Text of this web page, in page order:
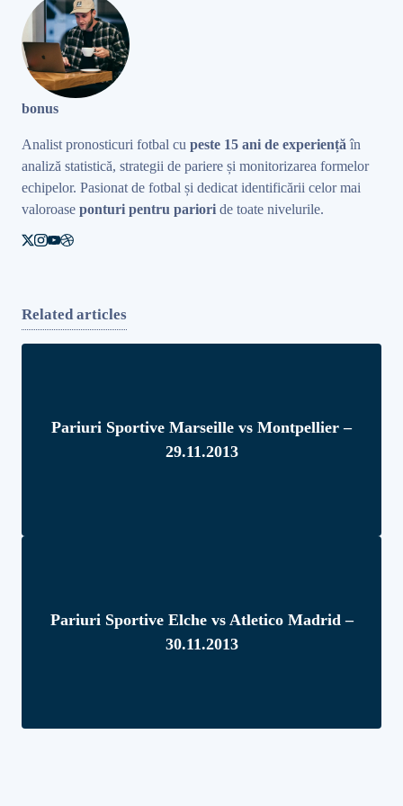
bonus
Analist pronosticuri fotbal cu peste 15 ani de experiență în
analiză statistică, strategii de pariere și monitorizarea formelor
echipelor. Pasionat de fotbal și dedicat identificării celor mai
valoroase ponturi pentru pariori de toate nivelurile.
Related articles
Pariuri Sportive Marseille vs Montpellier –
29.11.2013
Pariuri Sportive Elche vs Atletico Madrid –
30.11.2013